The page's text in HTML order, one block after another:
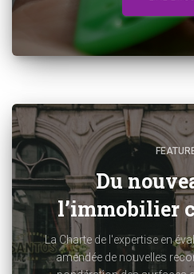
Du
l’immobilier
La Charte de l'expertise en
amendée de nouvelles